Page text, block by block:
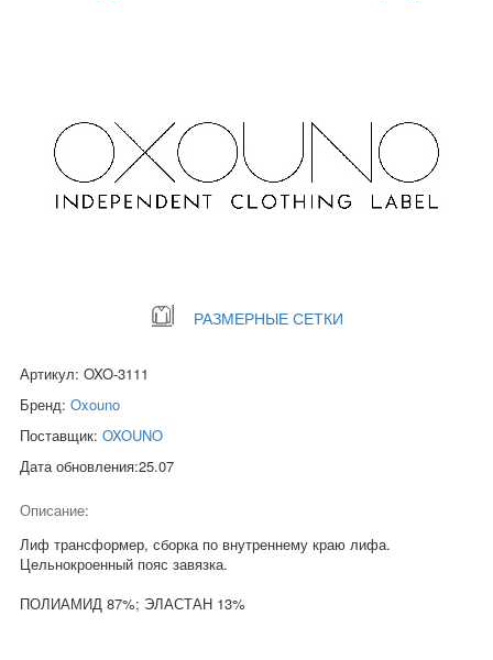
РАЗМЕРНЫЕ СЕТКИ
Артикул: OXO-3111
Бренд: Oxouno
Поставщик: OXOUNO
Дата обновления:25.07
Описание:
Лиф трансформер, сборка по внутреннему краю лифа.
Цельнокроенный пояс завязка.
ПОЛИАМИД 87%; ЭЛАСТАН 13%